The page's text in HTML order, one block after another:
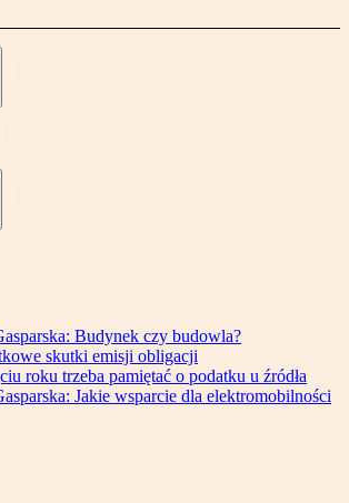
Budynek czy budowla?
skutki emisji obligacji
roku trzeba pamiętać o podatku u źródła
Jakie wsparcie dla elektromobilności